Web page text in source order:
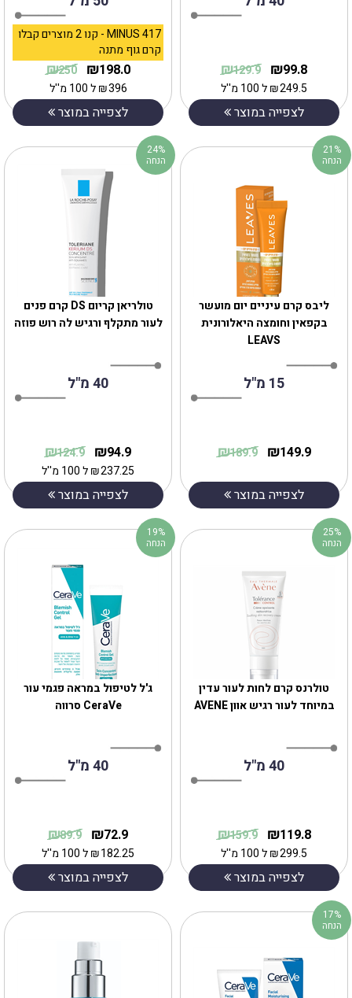
MINUS 417 - קנו 2 מוצרים קבלו
קרם גוף מתנה
198.0
₪
250
₪
396
₪ל 100 מ''ל
לצפייה במוצר
99.8
₪
129.9
₪
249.5
₪ל 100 מ''ל
לצפייה במוצר
טולריאן קריום DS קרם פנים
לעור מתקלף ורגיש לה רוש פוזה
40 מ"ל
94.9
₪
124.9
₪
237.25
₪ל 100 מ''ל
לצפייה במוצר
24%
הנחה
‎ליבס קרם עיניים יום מועשר
בקפאין וחומצה היאלורונית
LEAVS
15 מ"ל
149.9
₪
189.9
₪
לצפייה במוצר
21%
הנחה
ג'ל לטיפול במראה פגמי עור
CeraVe סרווה
40 מ"ל
72.9
₪
89.9
₪
182.25
₪ל 100 מ''ל
לצפייה במוצר
19%
הנחה
טולרנס קרם לחות לעור עדין
במיוחד לעור רגיש אוון AVENE
40 מ"ל
119.8
₪
159.9
₪
299.5
₪ל 100 מ''ל
לצפייה במוצר
25%
הנחה
17%
הנחה